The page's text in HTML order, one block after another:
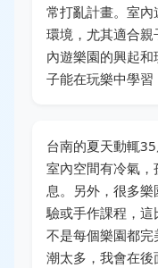
常打亂計畫。室
環境，尤其適合
內遊樂園的興起
子能在玩樂中學習
台南的夏天動輒
室內空間有冷氣
息。另外，很多
驗或手作課程，
不是每個樂園都完
潮太多，我會在後